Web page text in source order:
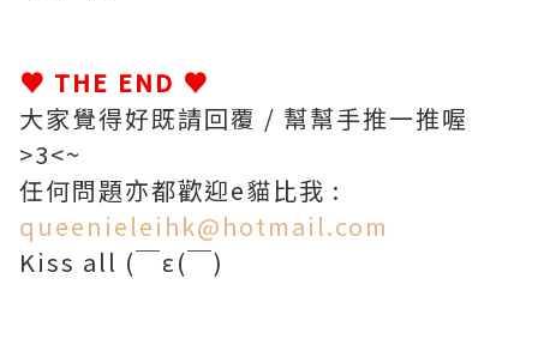
♥ THE END ♥
大家覺得好既請回覆 / 幫幫手推一推喔
>3<~
任何問題亦都歡迎e貓比我 :
queenieleihk@hotmail.com
Kiss all (￣ε(￣)